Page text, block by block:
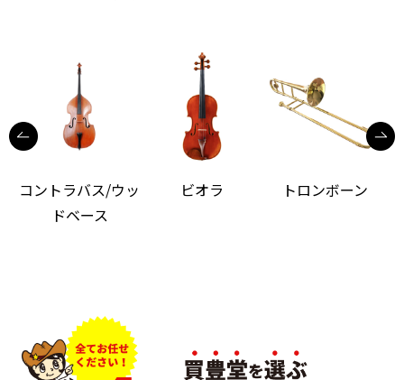
コントラバス/ウッ
ドベース
ビオラ トロンボーン